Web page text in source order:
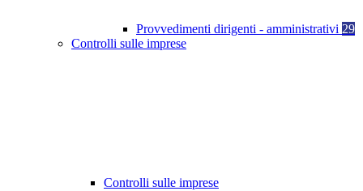
Provvedimenti dirigenti - amministrativi 29
Controlli sulle imprese
Controlli sulle imprese